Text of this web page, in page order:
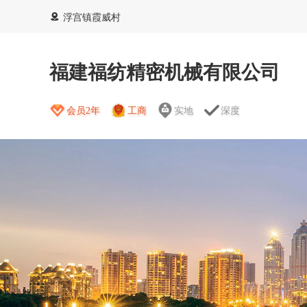
浮宫镇霞威村
福建福纺精密机械有限公司
会员2年 工商 实地 深度